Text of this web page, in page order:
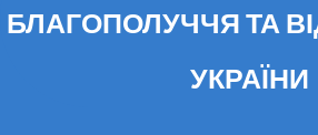
БЛАГОПОЛУЧЧЯ ТА
УКРАЇНИ